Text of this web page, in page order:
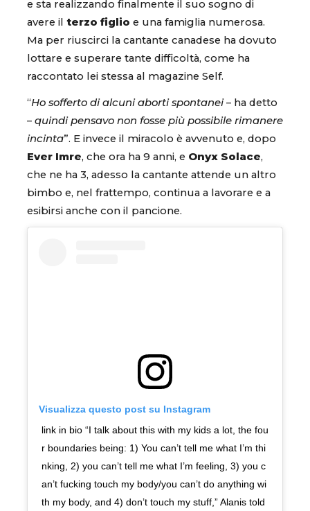
e sta realizzando finalmente il suo sogno di
avere il terzo figlio e una famiglia numerosa.
Ma per riuscirci la cantante canadese ha dovuto
lottare e superare tante difficoltà, come ha
raccontato lei stessa al magazine Self.
“Ho sofferto di alcuni aborti spontanei– ha detto
– quindi pensavo non fosse più possibile rimanere
incinta”. E invece il miracolo è avvenuto e, dopo
Ever Imre, che ora ha 9 anni, e Onyx Solace,
che ne ha 3, adesso la cantante attende un altro
bimbo e, nel frattempo, continua a lavorare e a
esibirsi anche con il pancione.
Visualizza questo post su Instagram
link in bio “I talk about this with my kids a lot, the fou
r boundaries being: 1) You can’t tell me what I’m thi
nking, 2) you can’t tell me what I’m feeling, 3) you c
an’t fucking touch my body/you can’t do anything wi
th my body, and 4) don’t touch my stuff,” Alanis told